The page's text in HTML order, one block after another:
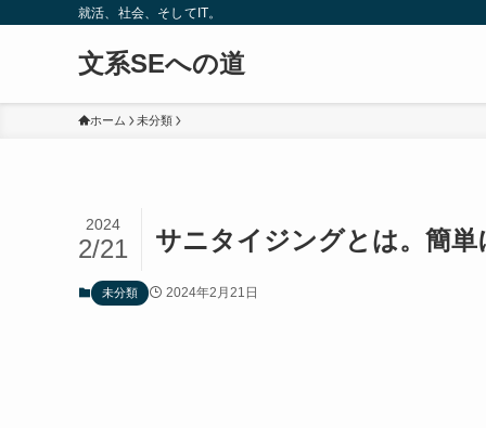
就活、社会、そしてIT。
文系SEへの道
ホーム 未分類
サニタイジングとは。簡単
2024
2/21
未分類 2024年2月21日